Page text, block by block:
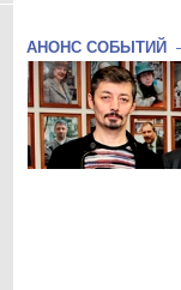
АНОНС СОБЫТИЙ